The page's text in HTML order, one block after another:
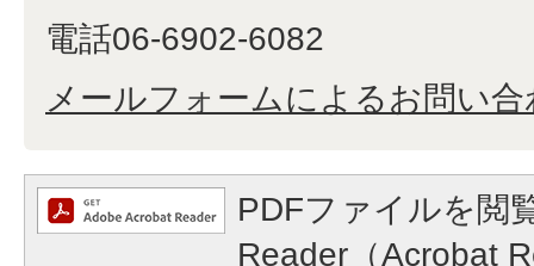
電話06-6902-6082
メールフォームによるお問い合
PDFファイルを閲
Reader（Acrobat